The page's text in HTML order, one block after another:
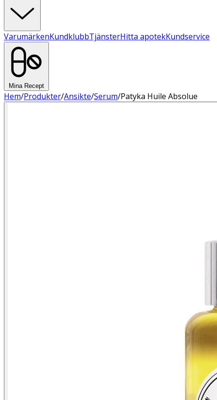
VarumärkenKundklubbTjänsterHitta apotekKundservice
Mina Recept
Hem/Produkter/Ansikte/Serum/Patyka Huile Absolue